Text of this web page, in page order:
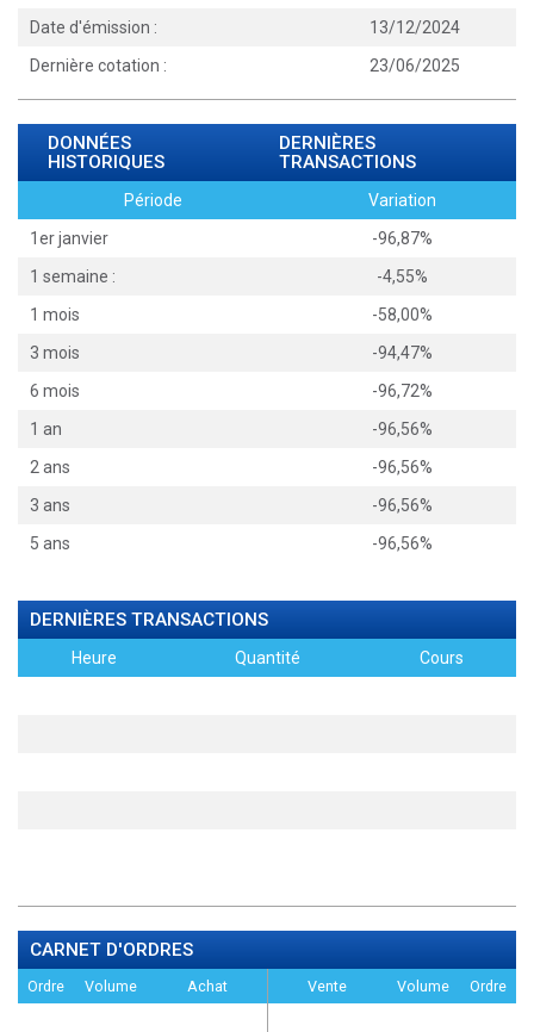
Date d'émission :
13/12/2024
Dernière cotation :
23/06/2025
DONNÉES
HISTORIQUES
DERNIÈRES
TRANSACTIONS
Période
Variation
1er janvier
-96,87%
1 semaine :
-4,55%
1 mois
-58,00%
3 mois
-94,47%
6 mois
-96,72%
1 an
-96,56%
2 ans
-96,56%
3 ans
-96,56%
5 ans
-96,56%
DERNIÈRES TRANSACTIONS
Heure Quantité Cours
CARNET D'ORDRES
Ordre Volume Achat Vente Volume Ordre